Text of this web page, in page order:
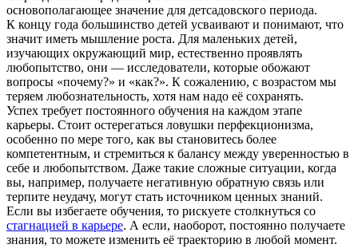
основополагающее значение для детсадовского периода.
К концу года большинство детей усваивают и понимают, что
значит иметь мышление роста. Для маленьких детей,
изучающих окружающий мир, естественно проявлять
любопытство, они — исследователи, которые обожают
вопросы «почему?» и «как?». К сожалению, с возрастом мы
теряем любознательность, хотя нам надо её сохранять.
Успех требует постоянного обучения на каждом этапе
карьеры. Стоит остерегаться ловушки перфекционизма,
особенно по мере того, как вы становитесь более
компетентным, и стремиться к балансу между уверенностью в
себе и любопытством. Даже такие сложные ситуации, когда
вы, например, получаете негативную обратную связь или
терпите неудачу, могут стать источником ценных знаний.
Если вы избегаете обучения, то рискуете столкнуться со
стагнацией в карьере. А если, наоборот, постоянно получаете
знания, то можете изменить её траекторию в любой момент.